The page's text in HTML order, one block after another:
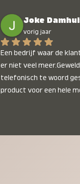
onbetaalbaar :)
Joke
vorig jaar
Een bedrijf waar de
er niet veel
telefonisch te woord
product voor een hele